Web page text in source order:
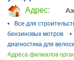
Адрес:
•
Все для
бензиновых мотров
•
диагностика для
Адреса филиалов